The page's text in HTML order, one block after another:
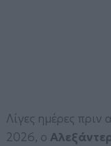
Λίγες ημέρες πριν
2026, ο